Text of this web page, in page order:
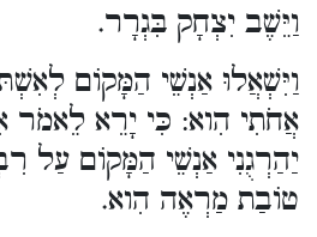
וַיֵּשֶׁב יִצְחָק בִּגְרָר.
וַיִּשְׁאֲלוּ אַנְשֵׁי הַמָּקוֹם
אֲחֹתִי הִוא: כִּי יָרֵא לֵאמֹר
יַהַרְגֻנִי אַנְשֵׁי הַמָּקוֹם עַל
טוֹבַת מַרְאֶה הִוא.